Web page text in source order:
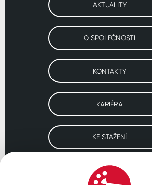
AKTUALITY
O SPOLEČNOSTI
KONTAKTY
KARIÉRA
KE STAŽENÍ
Navštivte naše pobočky